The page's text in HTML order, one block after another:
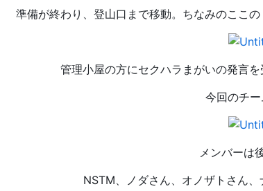
準備が終わり、登山口まで移動。ちなみのここ
管理小屋の方にセクハラまがいの発言
今回のチー
メンバーは
NSTM、ノダさん、オノザトさん、